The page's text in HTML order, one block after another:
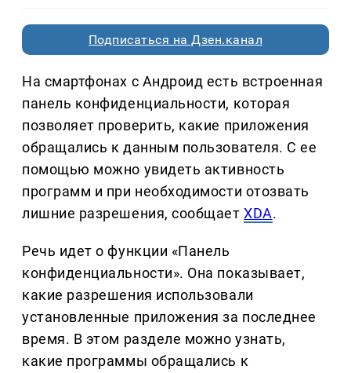
Подписаться на Дзен.канал
На смартфонах с Андроид есть встроенная
панель конфиденциальности, которая
позволяет проверить, какие приложения
обращались к данным пользователя. С ее
помощью можно увидеть активность
программ и при необходимости отозвать
лишние разрешения, сообщаетXDA.
Речь идет о функции «Панель
конфиденциальности». Она показывает,
какие разрешения использовали
установленные приложения за последнее
время. В этом разделе можно узнать,
какие программы обращались к